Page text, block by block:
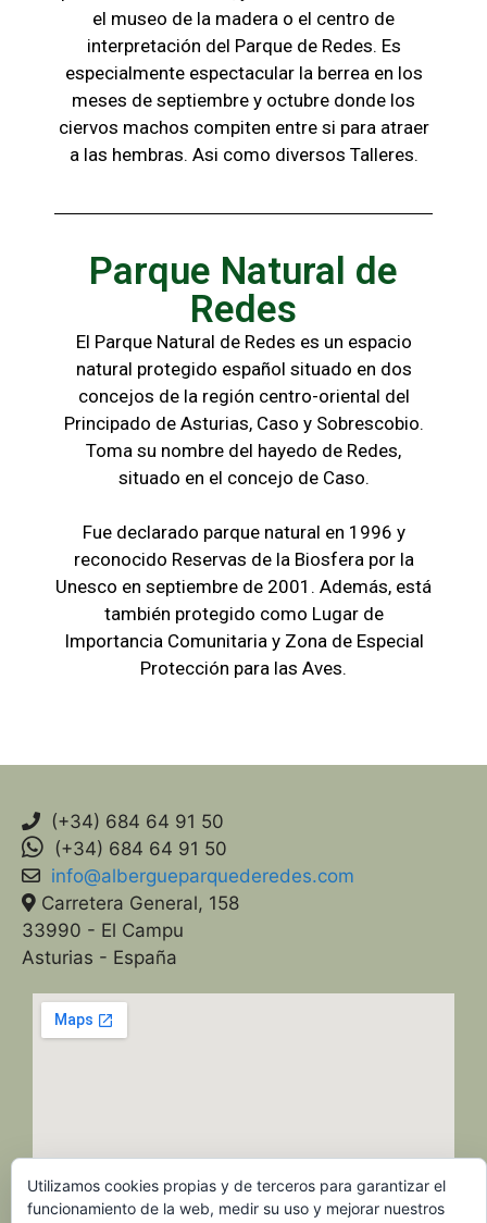
el museo de la madera o el centro de
interpretación del Parque de Redes. Es
especialmente espectacular la berrea en los
meses de septiembre y octubre donde los
ciervos machos compiten entre si para atraer
a las hembras. Asi como diversos Talleres.
Parque Natural de
Redes
El Parque Natural de Redes es un espacio
natural protegido español situado en dos
concejos de la región centro-oriental del
Principado de Asturias, Caso y Sobrescobio.
Toma su nombre del hayedo de Redes,
situado en el concejo de Caso.
Fue declarado parque natural en 1996 y
reconocido Reservas de la Biosfera por la
Unesco en septiembre de 2001. Además, está
también protegido como Lugar de
Importancia Comunitaria y Zona de Especial
Protección para las Aves.
(+34) 684 64 91 50
(+34) 684 64 91 50
info@albergueparquederedes.com
Carretera General, 158
33990 - El Campu
Asturias - España
Utilizamos cookies propias y de terceros para garantizar el
funcionamiento de la web, medir su uso y mejorar nuestros